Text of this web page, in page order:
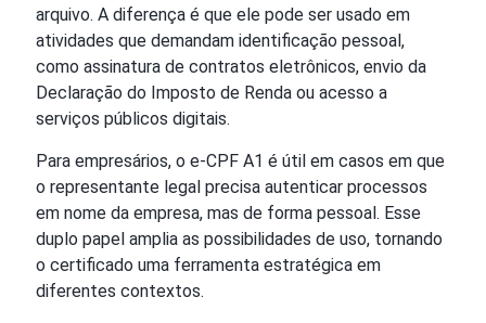
arquivo. A diferença é que ele pode ser usado em
atividades que demandam identificação pessoal,
como assinatura de contratos eletrônicos, envio da
Declaração do Imposto de Renda ou acesso a
serviços públicos digitais.
Para empresários, o e-CPF A1 é útil em casos em que
o representante legal precisa autenticar processos
em nome da empresa, mas de forma pessoal. Esse
duplo papel amplia as possibilidades de uso, tornando
o certificado uma ferramenta estratégica em
diferentes contextos.